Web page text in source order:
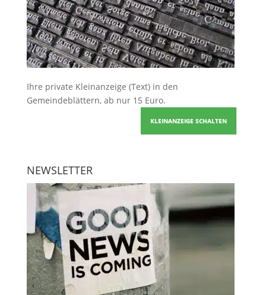
Ihre private Kleinanzeige (Text) in den
Gemeindeblättern, ab nur 15 Euro.
KLEINANZEIGE SCHALTEN
NEWSLETTER